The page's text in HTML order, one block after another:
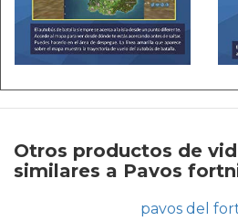
Otros productos de
similares a Pavos
pavos del